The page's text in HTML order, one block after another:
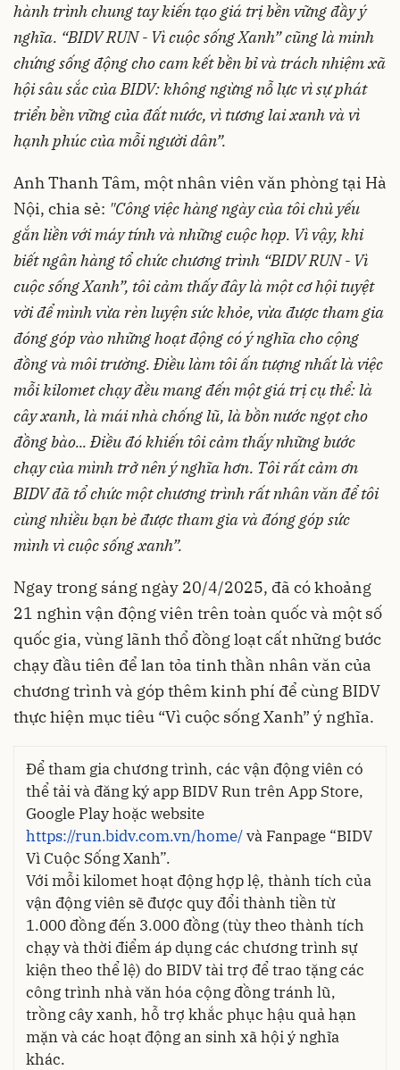
hành trình chung tay kiến tạo giá trị bền vững đầy ý
nghĩa. “BIDV RUN - Vì cuộc sống Xanh” cũng là minh
chứng sống động cho cam kết bền bỉ và trách nhiệm xã
hội sâu sắc của BIDV: không ngừng nỗ lực vì sự phát
triển bền vững của đất nước, vì tương lai xanh và vì
hạnh phúc của mỗi người dân”.
Anh Thanh Tâm, một nhân viên văn phòng tại Hà
Nội, chia sẻ: "Công việc hàng ngày của tôi chủ yếu
gắn liền với máy tính và những cuộc họp. Vì vậy, khi
biết ngân hàng tổ chức chương trình “BIDV RUN- Vì
cuộc sống Xanh”, tôi cảm thấy đây là một cơ hội tuyệt
vời để mình vừa rèn luyện sức khỏe, vừa được tham gia
đóng góp vào những hoạt động có ý nghĩa cho cộng
đồng và môi trường. Điều làm tôi ấn tượng nhất là việc
mỗi kilomet chạy đều mang đến một giá trị cụ thể: là
cây xanh, là mái nhà chống lũ, là bồn nước ngọt cho
đồng bào... Điều đó khiến tôi cảm thấy những bước
chạy của mình trở nên ý nghĩa hơn. Tôi rất cảm ơn
BIDV đã tổ chức một chương trình rất nhân văn để tôi
cùng nhiều bạn bè được tham gia và đóng góp sức
mình vì cuộc sống xanh”.
Ngay trong sáng ngày 20/4/2025, đã có khoảng
21 nghìn vận động viên trên toàn quốc và một số
quốc gia, vùng lãnh thổ đồng loạt cất những bước
chạy đầu tiên để lan tỏa tinh thần nhân văn của
chương trình và góp thêm kinh phí để cùng BIDV
thực hiện mục tiêu “Vì cuộc sống Xanh” ý nghĩa.
Để tham gia chương trình, các vận động viên có
thể tải và đăng ký app BIDV Run trên App Store,
Google Play hoặc website
https://run.bidv.com.vn/home/và Fanpage “BIDV
Vì Cuộc Sống Xanh”.
Với mỗi kilomet hoạt động hợp lệ, thành tích của
vận động viên sẽ được quy đổi thành tiền từ
1.000 đồng đến 3.000 đồng (tùy theo thành tích
chạy và thời điểm áp dụng các chương trình sự
kiện theo thể lệ) do BIDV tài trợ để trao tặng các
công trình nhà văn hóa cộng đồng tránh lũ,
trồng cây xanh, hỗ trợ khắc phục hậu quả hạn
mặn và các hoạt động an sinh xã hội ý nghĩa
khác.